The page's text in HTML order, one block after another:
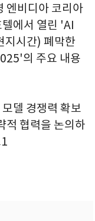
엔비디아 코리아
에서 열린 'AI
지시간) 폐막한
의 주요 내용
델 경쟁력 확보
적 협력을 논의하